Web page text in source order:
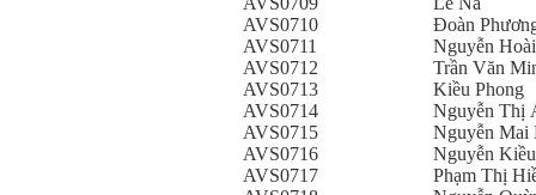
AVS0710
Đoàn
AVS0711
Nguyễn
AVS0712
Trần Văn
AVS0713
Kiều Phong
AVS0714
Nguyễn Thị
AVS0715
Nguyễn Mai
AVS0716
Nguyễn
AVS0717
Phạm Thị